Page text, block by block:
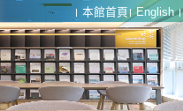
本館首頁 English